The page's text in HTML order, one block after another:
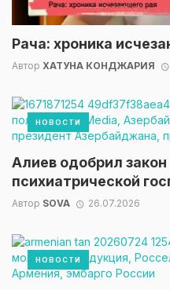
Рача: хроника
Автор ХАТУНА КОНДЖАРИЯ
Алиев одобрил
психиатрической
Автор SOVA 26.07.2026
НОВОСТИ
НОВОСТИ